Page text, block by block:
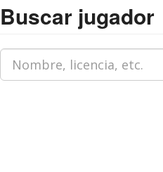
Buscar jugador